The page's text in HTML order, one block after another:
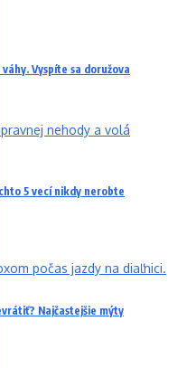
Vyspíte sa doružova
5 vecí nikdy nerobte
Najčastejšie mýty